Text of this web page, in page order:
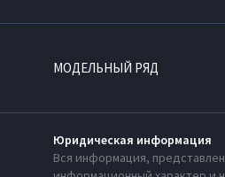
МОДЕЛЬНЫЙ РЯД
Юридическая информация
Вся информация,